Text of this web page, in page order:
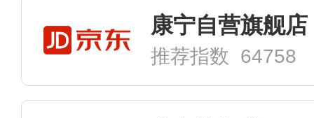
康宁自营旗舰店
推荐指数 64758